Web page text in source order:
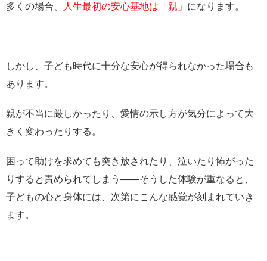
多くの場合、 人生最初の安心基地は「親」 になります。
しかし、子ども時代に十分な安心が得られなかった場合も
あります。
親が不当に厳しかったり、愛情の示し方が気分によって大
きく変わったりする。
困って助けを求めても突き放されたり、泣いたり怖がった
りすると責められてしまう――そうした体験が重なると、
子どもの心と身体には、次第にこんな感覚が刻まれていき
ます。